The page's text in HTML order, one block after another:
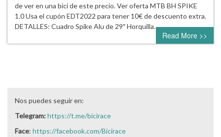
de ver en una bici de este precio. Ver oferta MTB BH SPIKE
1.0 Usa el cupón EDT2022 para tener 10€ de descuento extra.
DETALLES: Cuadro Spike Alu de 29″ Horquilla…
Read More >>
Nos puedes seguir en:
Telegram:https://t.me/bicirace
Face: https://facebook.com/Bicirace